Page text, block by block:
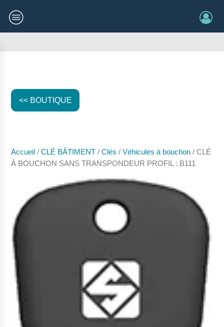
<< BOUTIQUE
Accueil /CLÉ BÂTIMENT /Clés /Véhicules à bouchon / CLÉ
À BOUCHON SANS TRANSPONDEUR PROFIL : B111